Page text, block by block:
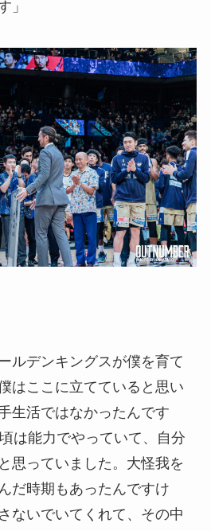
」
ルデンキングスが僕を育て
はここに立てていると思い
生活ではなかったんです
は能力でやっていて、自分
思っていました。大怪我を
だ時期もあったんですけ
ないでいてくれて、その中